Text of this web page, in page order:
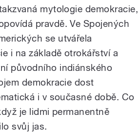
mytologie demokracie,
pravdě. Ve Spojených
se utvářela
i na základě otrokářství a
původního indiánského
demokracie dost
i v současné době. Co
je lidmi permanentně
svůj jas.